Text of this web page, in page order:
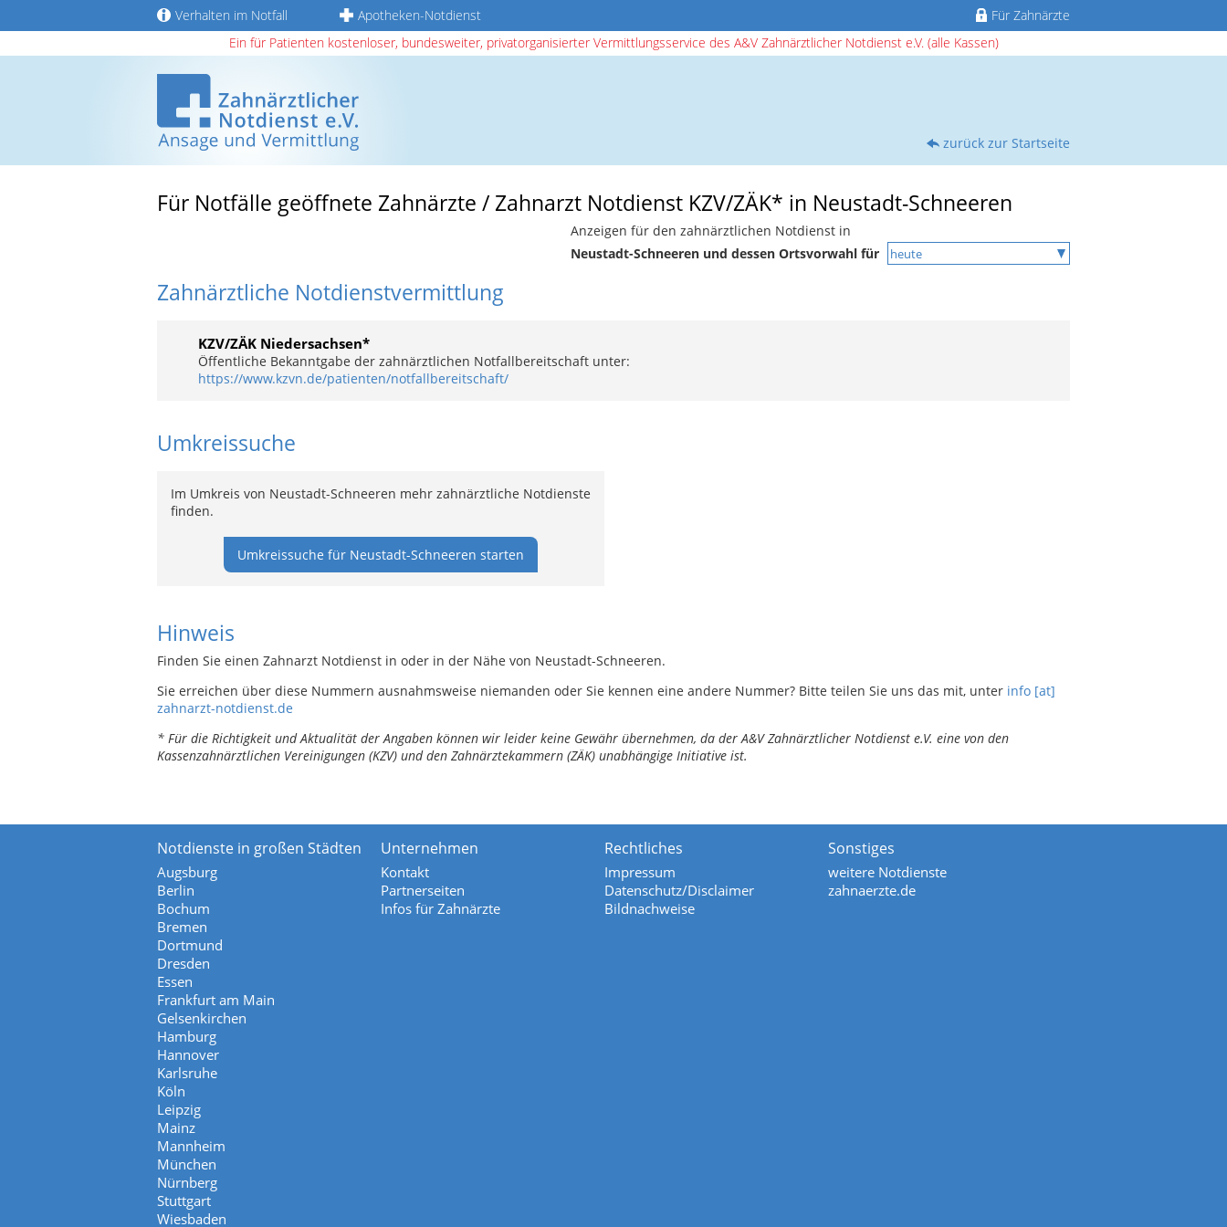
Verhalten im Notfall Apotheken-Notdienst
Für Zahnärzte
Ein für Patienten kostenloser, bundesweiter, privatorganisierter Vermittlungsservice des A&V Zahnärztlicher Notdienst e.V. (alle Kassen)
zurück zur Startseite
Für Notfälle geöffnete Zahnärzte / Zahnarzt Notdienst KZV/ZÄK* in Neustadt-Schneeren
Anzeigen für den zahnärztlichen Notdienst in
Neustadt-Schneeren und dessen Ortsvorwahl für
Zahnärztliche Notdienstvermittlung
KZV/ZÄK Niedersachsen*
Öffentliche Bekanntgabe der zahnärztlichen Notfallbereitschaft unter:
https://www.kzvn.de/patienten/notfallbereitschaft/
Umkreissuche
Im Umkreis von Neustadt-Schneeren mehr zahnärztliche Notdienste
finden.
Umkreissuche für Neustadt-Schneeren starten
Hinweis
Finden Sie einen Zahnarzt Notdienst in oder in der Nähe von Neustadt-Schneeren.
Sie erreichen über diese Nummern ausnahmsweise niemanden oder Sie kennen eine andere Nummer? Bitte teilen Sie uns das mit, unter info [at]
zahnarzt-notdienst.de
* Für die Richtigkeit und Aktualität der Angaben können wir leider keine Gewähr übernehmen, da der A&V Zahnärztlicher Notdienst e.V. eine von den
Kassenzahnärztlichen Vereinigungen (KZV) und den Zahnärztekammern (ZÄK) unabhängige Initiative ist.
Notdienste in großen Städten
Augsburg
Berlin
Bochum
Bremen
Dortmund
Dresden
Essen
Frankfurt am Main
Gelsenkirchen
Hamburg
Hannover
Karlsruhe
Köln
Leipzig
Mainz
Mannheim
München
Nürnberg
Stuttgart
Wiesbaden
Unternehmen
Kontakt
Partnerseiten
Infos für Zahnärzte
Rechtliches
Impressum
Datenschutz/Disclaimer
Bildnachweise
Sonstiges
weitere Notdienste
zahnaerzte.de